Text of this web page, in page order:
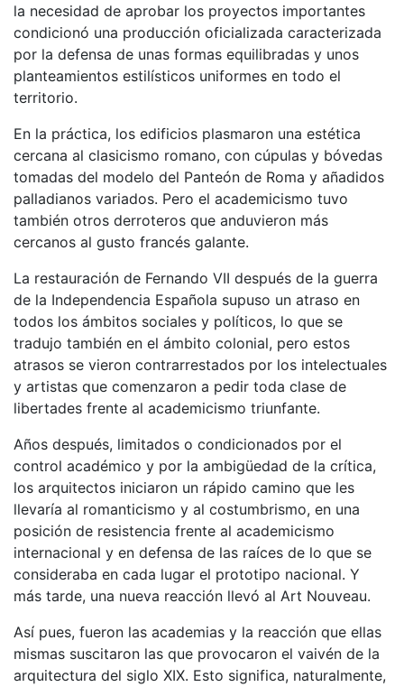
la necesidad de aprobar los proyectos importantes
condicionó una producción oficializada caracterizada
por la defensa de unas formas equilibradas y unos
planteamientos estilísticos uniformes en todo el
territorio.
En la práctica, los edificios plasmaron una estética
cercana al clasicismo romano, con cúpulas y bóvedas
tomadas del modelo del Panteón de Roma y añadidos
palladianos variados. Pero el academicismo tuvo
también otros derroteros que anduvieron más
cercanos al gusto francés galante.
La restauración de Fernando VII después de la guerra
de la Independencia Española supuso un atraso en
todos los ámbitos sociales y políticos, lo que se
tradujo también en el ámbito colonial, pero estos
atrasos se vieron contrarrestados por los intelectuales
y artistas que comenzaron a pedir toda clase de
libertades frente al academicismo triunfante.
Años después, limitados o condicionados por el
control académico y por la ambigüedad de la crítica,
los arquitectos iniciaron un rápido camino que les
llevaría al romanticismo y al costumbrismo, en una
posición de resistencia frente al academicismo
internacional y en defensa de las raíces de lo que se
consideraba en cada lugar el prototipo nacional. Y
más tarde, una nueva reacción llevó al Art Nouveau.
Así pues, fueron las academias y la reacción que ellas
mismas suscitaron las que provocaron el vaivén de la
arquitectura del siglo XIX. Esto significa, naturalmente,